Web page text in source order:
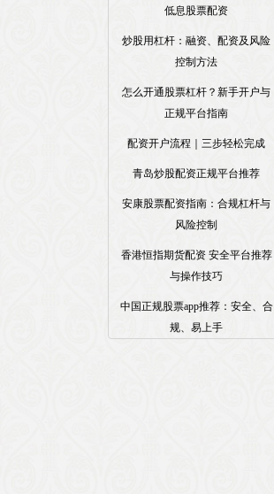
低息股票配资
炒股用杠杆：融资、配资及风险
控制方法
怎么开通股票杠杆？新手开户与
正规平台指南
配资开户流程｜三步轻松完成
青岛炒股配资正规平台推荐
安康股票配资指南：合规杠杆与
风险控制
香港恒指期货配资 安全平台推荐
与操作技巧
中国正规股票app推荐：安全、合
规、易上手